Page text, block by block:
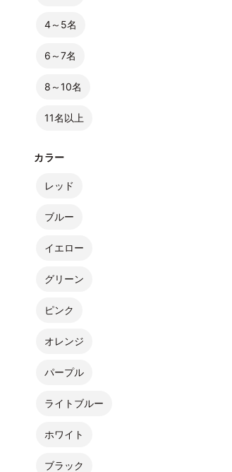
4～5名
6～7名
8～10名
11名以上
カラー
レッド
ブルー
イエロー
グリーン
ピンク
オレンジ
パープル
ライトブルー
ホワイト
ブラック